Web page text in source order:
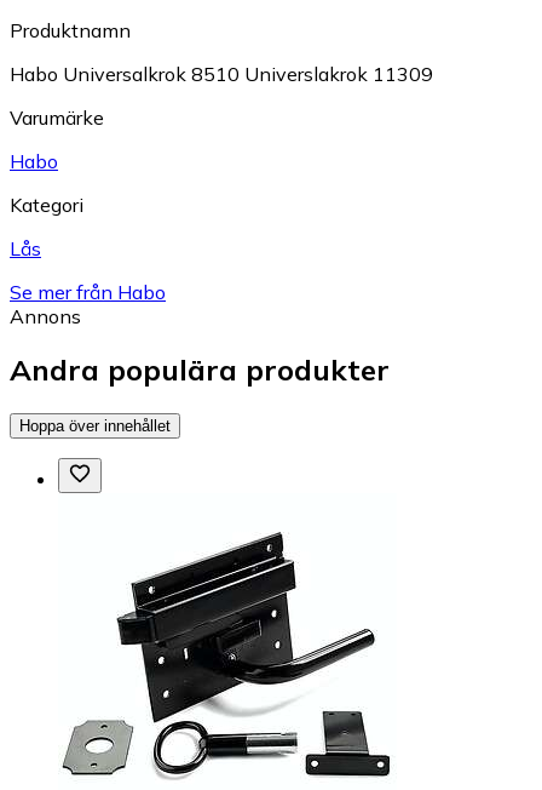
Produktnamn
Habo Universalkrok 8510 Universlakrok 11309
Varumärke
Habo
Kategori
Lås
Se mer från Habo
Annons
Andra populära produkter
Hoppa över innehållet